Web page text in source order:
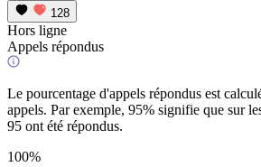
128
Hors ligne
Appels répondus
Le pourcentage d'appels répondus est
appels. Par exemple, 95% signifie que sur
95 ont été répondus.
100%